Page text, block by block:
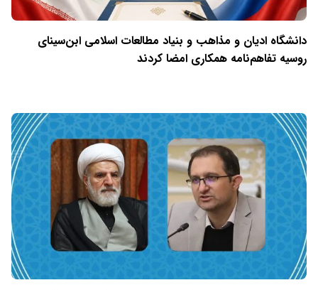
دانشگاه ادیان و مذاهب و بنیاد مطالعات اسلامی ابن‌سینای
روسیه تفاهم‌نامه همکاری امضا کردند